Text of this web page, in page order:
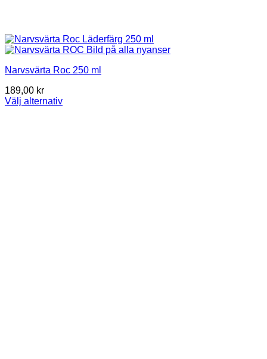
Narvsvärta Roc 250 ml
189,00 kr
Välj alternativ